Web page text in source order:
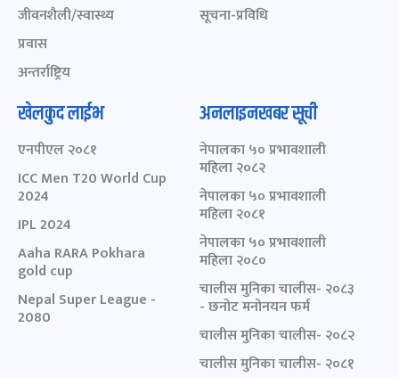
जीवनशैली/स्वास्थ्य
प्रवास
अन्तर्राष्ट्रिय
सूचना-प्रविधि
खेलकुद लाईभ
एनपीएल २०८१
ICC Men T20 World Cup
2024
IPL 2024
Aaha RARA Pokhara
gold cup
Nepal Super League -
2080
अनलाइनखबर सूची
नेपालका ५० प्रभावशाली
महिला २०८२
नेपालका ५० प्रभावशाली
महिला २०८१
नेपालका ५० प्रभावशाली
महिला २०८०
चालीस मुनिका चालीस- २०८३
- छनोट मनोनयन फर्म
चालीस मुनिका चालीस- २०८२
चालीस मुनिका चालीस- २०८१